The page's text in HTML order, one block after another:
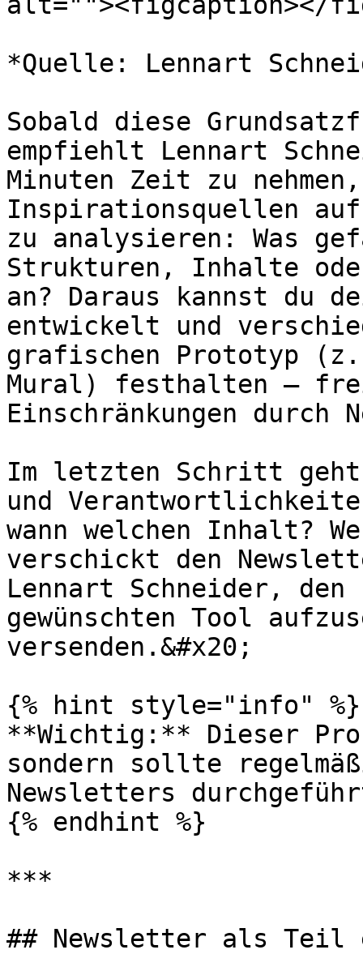
*Quelle: Lennart
Sobald diese
empfiehlt Lennart
Minuten Zeit zu
Inspirationsquellen auf
zu analysieren: Was
Strukturen, Inhalte
an? Daraus kannst du
entwickelt und
grafischen Prototyp
Mural) festhalten –
Einschränkungen durch
Im letzten Schritt geht
und
wann welchen Inhalt?
verschickt den
Lennart Schneider,
gewünschten Tool
versenden.&#x20;
{% hint style="info" %}
**Wichtig:** Dieser
sondern sollte
Newsletters
{% endhint %}
***
## Newsletter als Teil